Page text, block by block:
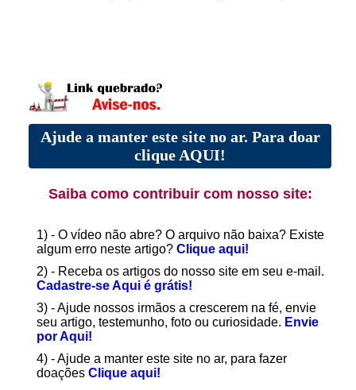
Ajude a manter este site no ar. Para doar
clique AQUI!
Saiba como contribuir com nosso site:
1) - O vídeo não abre? O arquivo não baixa? Existe
algum erro neste artigo? Clique aqui!
2) - Receba os artigos do nosso site em seu e-mail.
Cadastre-se Aqui é grátis!
3) - Ajude nossos irmãos a crescerem na fé, envie
seu artigo, testemunho, foto ou curiosidade. Envie
por Aqui!
4) - Ajude a manter este site no ar, para fazer
doações Clique aqui!